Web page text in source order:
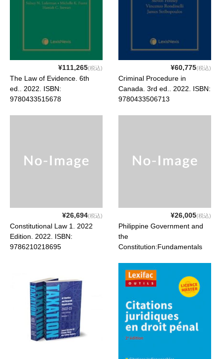
¥111,265(税込)
The Law of Evidence. 6th
ed.. 2022. ISBN:
9780433515678
¥60,775(税込)
Criminal Procedure in
Canada. 3rd ed.. 2022. ISBN:
9780433506713
¥26,694(税込)
Constitutional Law 1. 2022
Edition. 2022. ISBN:
9786210218695
¥26,005(税込)
Philippine Government and
the
Constitution:Fundamentals
2022. ISBN: 9786210218756